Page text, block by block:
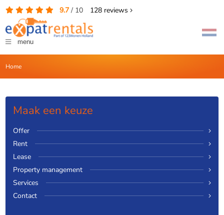
9.7/ 10 128reviews
menu
Home
Maak een keuze
Offer
Rent
Lease
Property management
Services
Contact